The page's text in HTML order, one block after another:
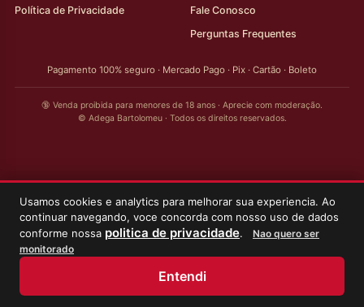
Usamos cookies e analytics para melhorar sua experiencia. Ao
continuar navegando, voce concorda com nosso uso de dados
conforme nossa politica de privacidade.
Nao quero ser
monitorado
Entendi
Política de Privacidade
Fale Conosco
Perguntas Frequentes
Pagamento 100% seguro · Mercado Pago · Pix · Cartão · Boleto
🔞 Venda proibida para menores de 18 anos · Aprecie com moderação.
© Adega Bartolomeu · Todos os direitos reservados.